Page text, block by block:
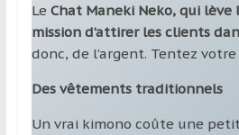
Le Chat Maneki Neko, qui
mission d’attirer les clients
donc, de l’argent. Tentez
Des vêtements traditionnels
Un vrai kimono coûte une